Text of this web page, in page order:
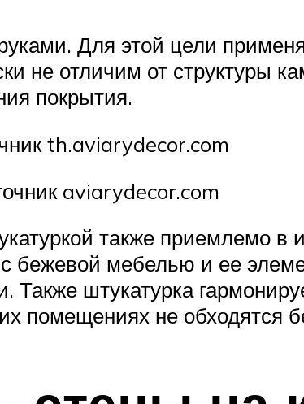
Для этой цели
не отличим от структуры
покрытия.
th.aviarydecor.com
aviarydecor.com
также приемлемо в
бежевой мебелью и ее
штукатурка
помещениях не обходятся